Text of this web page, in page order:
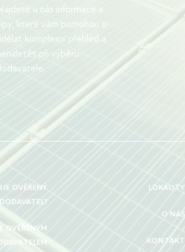
u nás informace a
které vám pomohou si
komplexní přehled a
při výběru
OVĚŘENÝ
DODAVATEL?
OVĚŘENÝM
LOKALITY
O NÁS
KONTAKT